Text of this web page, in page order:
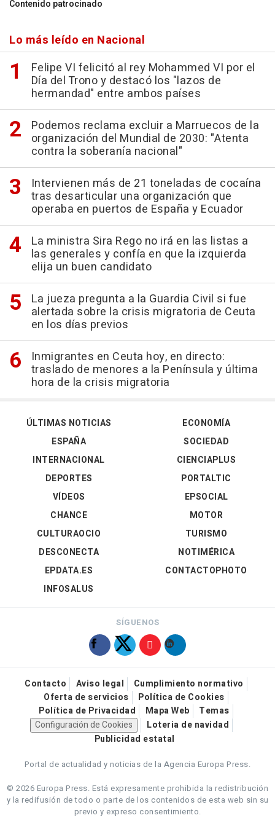
Contenido patrocinado
Lo más leído en Nacional
Felipe VI felicitó al rey Mohammed VI por el
Día del Trono y destacó los "lazos de
hermandad" entre ambos países
Podemos reclama excluir a Marruecos de la
organización del Mundial de 2030: "Atenta
contra la soberanía nacional"
Intervienen más de 21 toneladas de cocaína
tras desarticular una organización que
operaba en puertos de España y Ecuador
La ministra Sira Rego no irá en las listas a
las generales y confía en que la izquierda
elija un buen candidato
La jueza pregunta a la Guardia Civil si fue
alertada sobre la crisis migratoria de Ceuta
en los días previos
Inmigrantes en Ceuta hoy, en directo:
traslado de menores a la Península y última
hora de la crisis migratoria
ÚLTIMAS NOTICIAS
ESPAÑA
INTERNACIONAL
DEPORTES
VÍDEOS
ECONOMÍA
SOCIEDAD
CIENCIAPLUS
PORTALTIC
EPSOCIAL
CHANCE
CULTURAOCIO
DESCONECTA
EPDATA.ES
INFOSALUS
MOTOR
TURISMO
NOTIMÉRICA
CONTACTOPHOTO
SÍGUENOS
Contacto Aviso legal
Cumplimiento normativo
Oferta de servicios
Política de Cookies
Política de Privacidad
Mapa Web
Temas
Configuración de Cookies
Loteria de navidad
Publicidad estatal
Portal de actualidad y noticias de la Agencia Europa Press.
© 2026 Europa Press. Está expresamente prohibida la redistribución
y la redifusión de todo o parte de los contenidos de esta web sin su
previo y expreso consentimiento.